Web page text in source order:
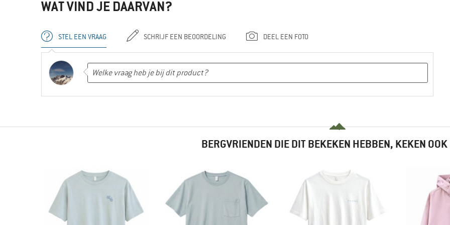
WAT VIND JE DAARVAN?
STEL EEN VRAAG SCHRIJF EEN BEOORDELING DEEL EEN FOTO
BERGVRIENDEN DIE DIT BEKEKEN HEBBEN, KEKEN OOK